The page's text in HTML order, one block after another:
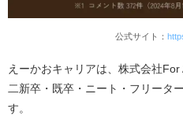
公式サイト：
えーかおキャリアは、株式会社
二新卒・既卒・ニート・フリータ
す。